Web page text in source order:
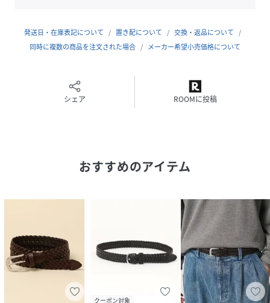
発送日・在庫表記について 置き配について
交換・返品について
同時に複数の商品を注文された場合
メーカー希望小売価格について
シェア ROOMに投稿
おすすめのアイテム
クーポン対象